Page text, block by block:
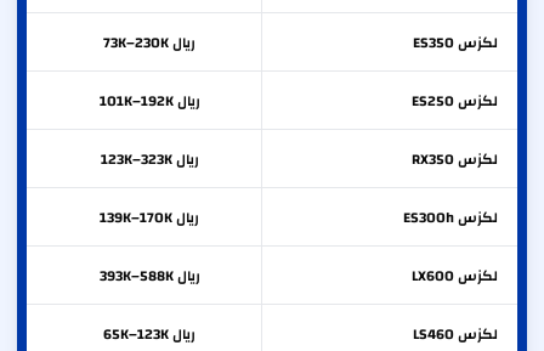
لكزسES350 ريال 73K–230K
لكزسES250 ريال 101K–192K
لكزسRX350 ريال 123K–323K
لكزسES300h ريال 139K–170K
لكزسLX600 ريال 393K–588K
لكزسLS460 ريال 65K–123K